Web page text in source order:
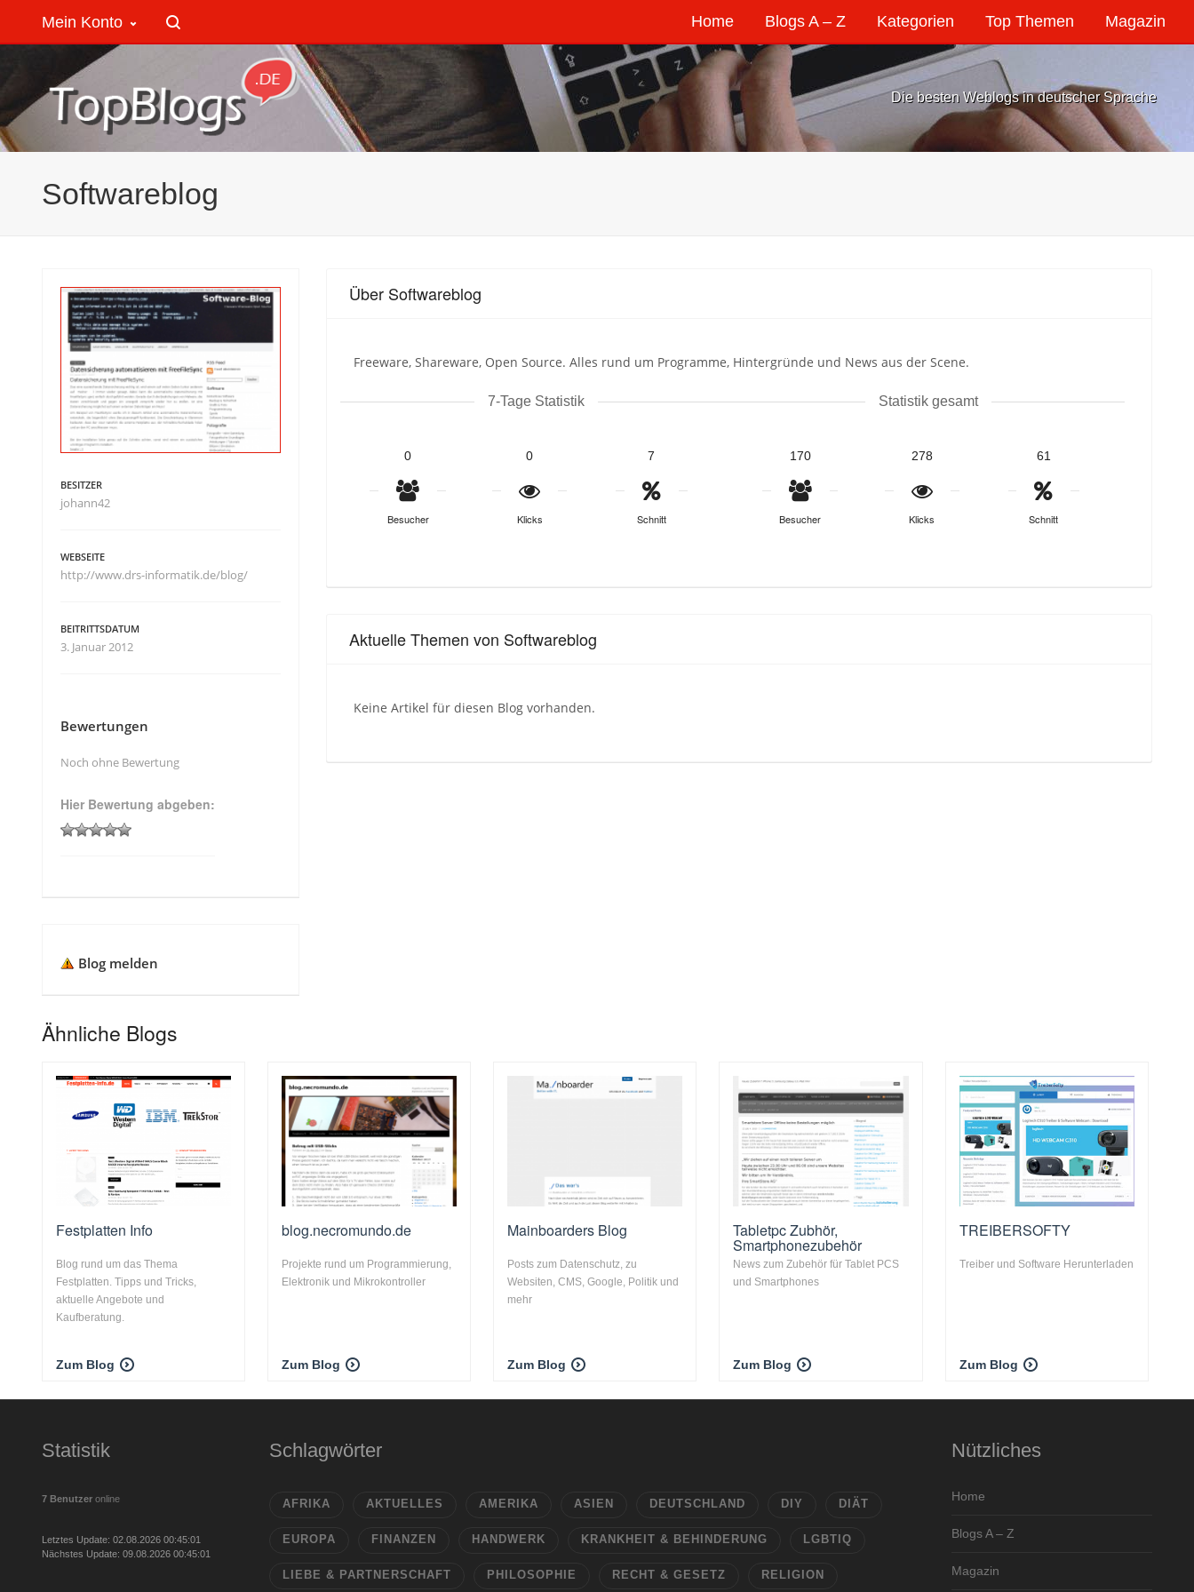
Home Blogs A – Z Kategorien Top Themen Magazin
Mein Konto
Die besten Weblogs in deutscher Sprache
Softwareblog
Über Softwareblog
Freeware, Shareware, Open Source. Alles rund um Programme, Hintergründe und News aus der Scene.
7-Tage Statistik
0
Besucher
0
Klicks
7
Schnitt
Statistik gesamt
170
Besucher
278
Klicks
61
Schnitt
Aktuelle Themen von Softwareblog
Keine Artikel für diesen Blog vorhanden.
BESITZER
johann42
WEBSEITE
http://www.drs-informatik.de/blog/
BEITRITTSDATUM
3. Januar 2012
Bewertungen
Noch ohne Bewertung
Hier Bewertung abgeben:
Blog melden
Ähnliche Blogs
Festplatten Info
Blog rund um das Thema
Festplatten. Tipps und Tricks,
aktuelle Angebote und
Kaufberatung.
Zum Blog
blog.necromundo.de
Projekte rund um Programmierung,
Elektronik und Mikrokontroller
Zum Blog
Mainboarders Blog
Posts zum Datenschutz, zu
Websiten, CMS, Google, Politik und
mehr
Zum Blog
Tabletpc Zubhör,
Smartphonezubehör
News zum Zubehör für Tablet PCS
und Smartphones
Zum Blog
TREIBERSOFTY
Treiber und Software Herunterladen
Zum Blog
Statistik
7 Benutzer online
Letztes Update: 02.08.2026 00:45:01
Nächstes Update: 09.08.2026 00:45:01
Schlagwörter
AFRIKA AKTUELLES AMERIKA ASIEN DEUTSCHLAND DIY DIÄT
EUROPA FINANZEN HANDWERK KRANKHEIT & BEHINDERUNG LGBTIQ
LIEBE & PARTNERSCHAFT PHILOSOPHIE RECHT & GESETZ RELIGION
Nützliches
Home
Blogs A – Z
Magazin